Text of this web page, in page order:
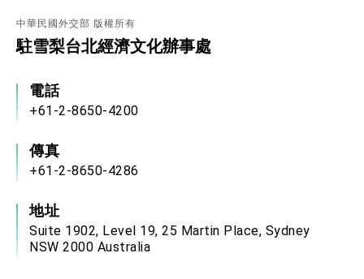
中華民國外交部 版權所有
駐雪梨台北經濟文化辦事處
電話
+61-2-8650-4200
傳真
+61-2-8650-4286
地址
Suite 1902, Level 19, 25 Martin Place, Sydney
NSW 2000 Australia